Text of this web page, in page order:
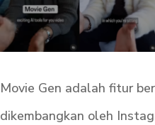
Movie Gen adalah fitur
dikembangkan oleh